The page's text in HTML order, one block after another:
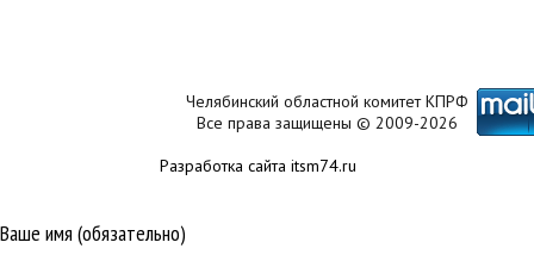
Челябинский областной комитет КПРФ
Все права защищены © 2009-2026
Разработка сайта itsm74.ru
Ваше имя (обязательно)